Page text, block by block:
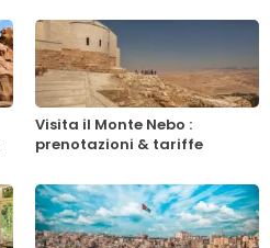
Visita il Monte Nebo :
prenotazioni & tariffe